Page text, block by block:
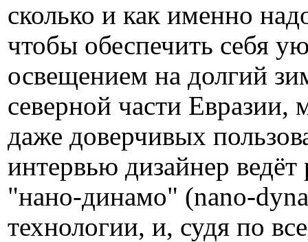
сколько и как именно
чтобы обеспечить себя
освещением на долгий
северной части Евразии,
даже доверчивых
интервью дизайнер ведёт
"нано-динамо" (nano-
технологии, и, судя по